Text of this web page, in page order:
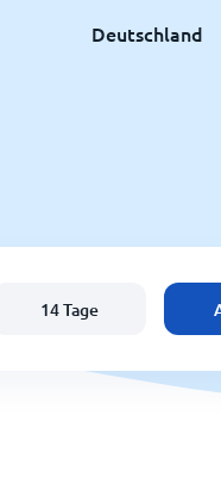
Deutschland
14 Tage